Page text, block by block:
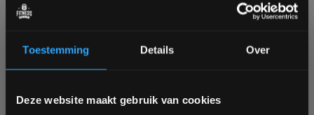
Toestemming Details Over
Deze website maakt gebruik van cookies
-5%
Bam! 5% korting op je volgende